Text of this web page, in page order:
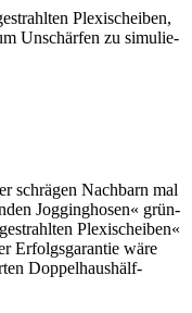
Plexi­schei­ben,
Un­schär­fen zu si­mu­lie­
schrä­gen Nach­barn mal
Jog­ging­ho­sen« grün­
Plexi­schei­ben«
Er­folgs­ga­ran­tie wä­re
Dop­pel­haus­hälf­